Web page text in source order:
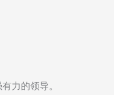
力的领导。